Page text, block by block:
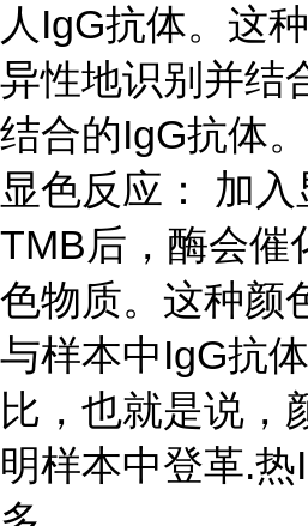
人IgG抗体。这
异性地识别并结
结合的IgG抗体。
显色反应： 加
TMB后，酶会催
色物质。这种颜
与样本中IgG抗
比，也就是说，
明样本中登革.热